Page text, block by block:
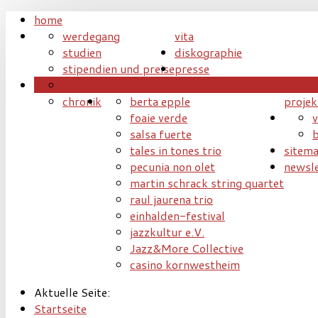
home
vita
werdegang
studien
stipendien und preise
diskographie
presse
chronik
berta epple
foaie verde
salsa fuerte
tales in tones trio
pecunia non olet
martin schrack string quartet
raul jaurena trio
einhalden-festival
jazzkultur e.V.
Jazz&More Collective
casino kornwestheim
Aktuelle Seite:
Startseite